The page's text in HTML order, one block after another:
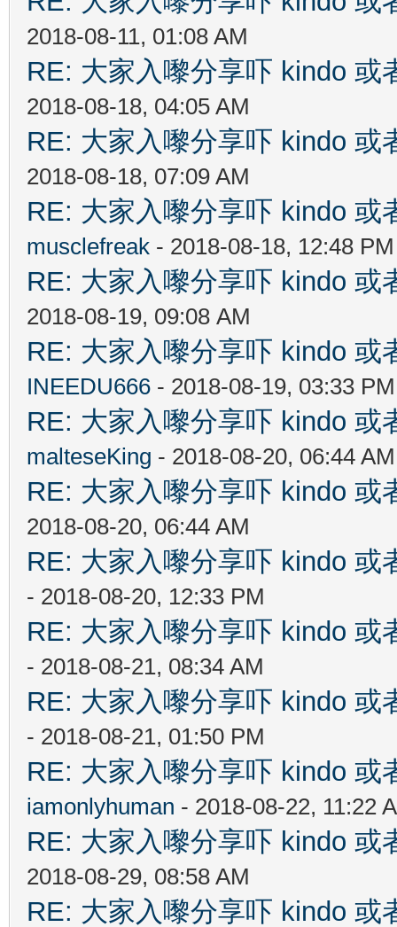
2018-08-11, 01:08 AM
RE: 大家入嚟分享吓 kindo 或
2018-08-18, 04:05 AM
RE: 大家入嚟分享吓 kindo 或
2018-08-18, 07:09 AM
RE: 大家入嚟分享吓 kindo 或
musclefreak - 2018-08-18, 12:48 PM
RE: 大家入嚟分享吓 kindo 或
2018-08-19, 09:08 AM
RE: 大家入嚟分享吓 kindo 或
INEEDU666 - 2018-08-19, 03:33 PM
RE: 大家入嚟分享吓 kindo 或
malteseKing - 2018-08-20, 06:44 AM
RE: 大家入嚟分享吓 kindo 或
2018-08-20, 06:44 AM
RE: 大家入嚟分享吓 kindo 或
- 2018-08-20, 12:33 PM
RE: 大家入嚟分享吓 kindo 或
- 2018-08-21, 08:34 AM
RE: 大家入嚟分享吓 kindo 或
- 2018-08-21, 01:50 PM
RE: 大家入嚟分享吓 kindo 或
iamonlyhuman - 2018-08-22, 11:22
RE: 大家入嚟分享吓 kindo 或
2018-08-29, 08:58 AM
RE: 大家入嚟分享吓 kindo 或